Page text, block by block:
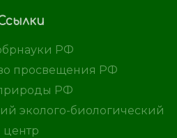
РФ
просвещения РФ
РФ
эколого-биологический
центр